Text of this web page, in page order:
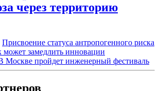
через территорию
Присвоение статуса антропогенного риска
может замедлить инновации
Москве пройдет инженерный фестиваль